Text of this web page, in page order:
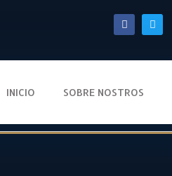
INICIO SOBRE NOSTROS